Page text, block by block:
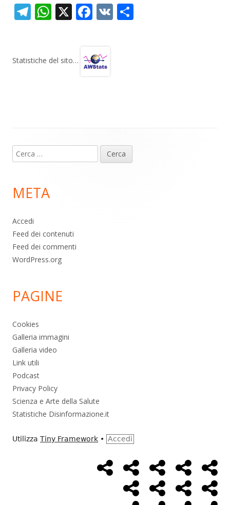
T
gr
W
s
X F
b
V
Statistiche del sito…
piè
pagina
Ricerca
per:
META
Accedi
Feed dei contenuti
Feed dei commenti
WordPress.org
PAGINE
Cookies
Galleria immagini
Galleria video
Link utili
Podcast
Privacy Policy
Scienza e Arte della Salute
Statistiche Disinformazione.it
Utilizza Tiny Framework • Accedi
MenùHome
Page
Alimentazione
AmbienteBambini
Cancro ControlloEconomia
FarmaciMassoneriaNWO